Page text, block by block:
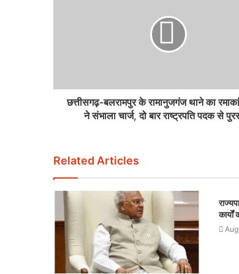
छत्तीसगढ़-बलरामपुर के रामानुजगंज थाने का
ने संभाला चार्ज, दो बार राष्ट्रपति पदक से
Related Articles
कार्यों